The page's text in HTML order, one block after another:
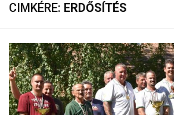
CIMKÉRE: ERDŐSÍTÉS